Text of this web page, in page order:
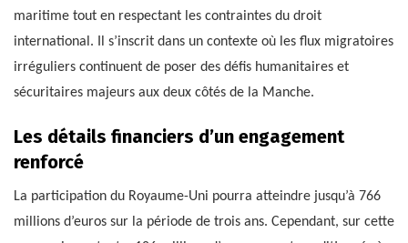
maritime tout en respectant les contraintes du droit
international. Il s’inscrit dans un contexte où les flux migratoires
irréguliers continuent de poser des défis humanitaires et
sécuritaires majeurs aux deux côtés de la Manche.
Les détails financiers d’un engagement
renforcé
La participation du Royaume-Uni pourra atteindre jusqu’à 766
millions d’euros sur la période de trois ans. Cependant, sur cette